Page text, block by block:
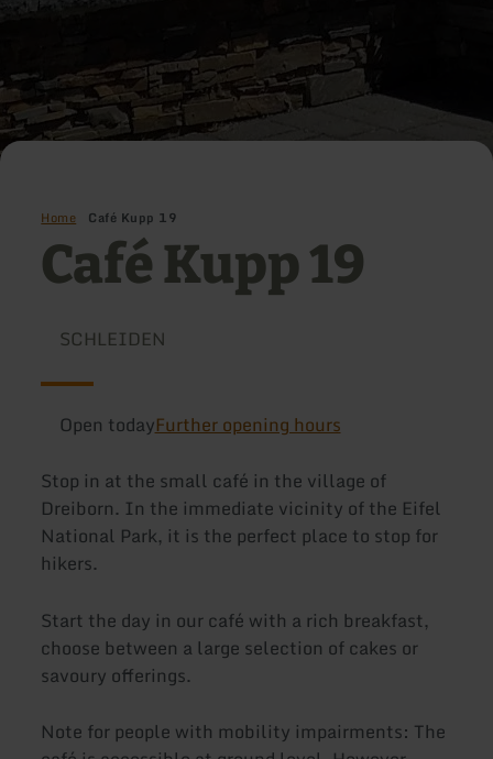
Home Café Kupp 19
Café Kupp 19
SCHLEIDEN
Open todayFurther opening hours
Stop in at the small café in the village of
Dreiborn. In the immediate vicinity of the Eifel
National Park, it is the perfect place to stop for
hikers.
Start the day in our café with a rich breakfast,
choose between a large selection of cakes or
savoury offerings.
Note for people with mobility impairments: The